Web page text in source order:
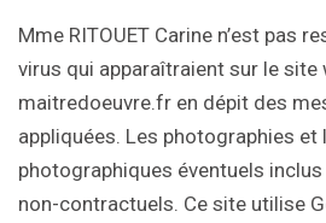
Mme RITOUET Carine n’est pas
virus qui apparaîtraient sur le site
maitredoeuvre.fr en dépit des
appliquées. Les photographies et
photographiques éventuels
non-contractuels. Ce site utilise